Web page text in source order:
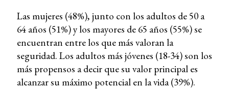
Las mujeres (48%), junto con los adultos de 50 a
64 años (51%) y los mayores de 65 años (55%) se
encuentran entre los que más valoran la
seguridad. Los adultos más jóvenes (18-34) son los
más propensos a decir que su valor principal es
alcanzar su máximo potencial en la vida (39%).